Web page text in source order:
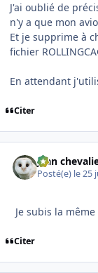
J'ai oublié de
n'y a que mon
Et je supprime à
fichier
En attendant
Citer
jean
Posté(e) le 25
Je subis la
Citer